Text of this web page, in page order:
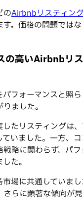
のAirbnbリスティン
す。価格の問題では
の高いAirbnbリ
パフォーマンスと照
ました。
したリスティングは
いました。一方、
略に関わらず、パ
た。
市場に共通していま
らに顕著な傾向が見